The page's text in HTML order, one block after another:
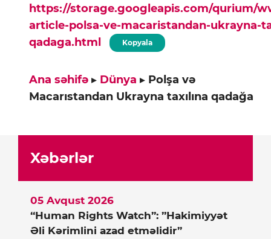
https://storage.googleapis.com/qurium/
article-polsa-ve-macaristandan-ukrayna-
qadaga.html
Kopyala
Ana səhifə ▸ Dünya ▸ Polşa və
Macarıstandan Ukrayna taxılına qadağa
Xəbərlər
“Human Rights Watch”: ”Hakimiyyət
Əli Kərimlini azad etməlidir”
05 Avqust 2026